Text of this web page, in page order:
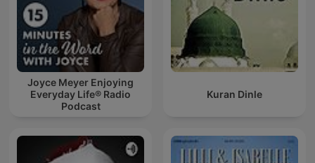
Joyce Meyer Enjoying
Everyday Life® Radio
Podcast
Kuran Dinle